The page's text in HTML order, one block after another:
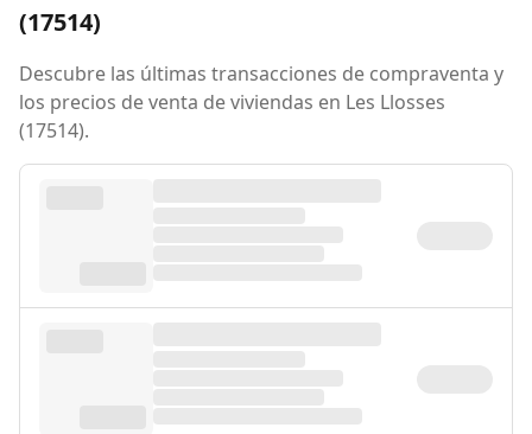
(17514)
Descubre las últimas transacciones de compraventa y
los precios de venta de viviendas en Les Llosses
(17514).